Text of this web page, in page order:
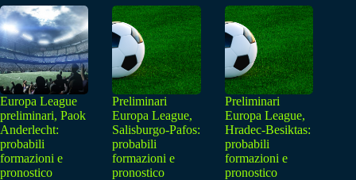
Europa League
preliminari, Paok
Anderlecht:
probabili
formazioni e
pronostico
Preliminari
Europa League,
Salisburgo-Pafos:
probabili
formazioni e
pronostico
Preliminari
Europa League,
Hradec-Besiktas:
probabili
formazioni e
pronostico